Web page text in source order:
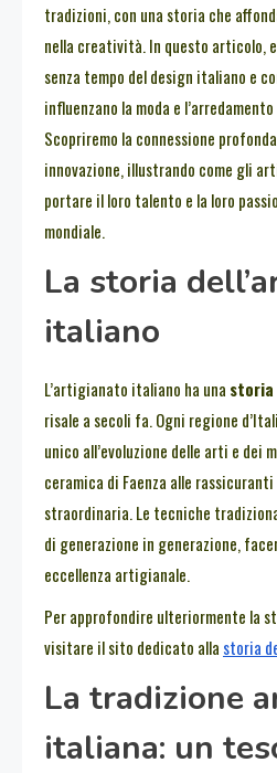
tradizioni, con una storia che
nella creatività. In questo articolo,
senza tempo del design italiano e
influenzano la moda e
Scopriremo la connessione
innovazione, illustrando come gli
portare il loro talento e la loro
mondiale.
La storia
italiano
L’artigianato italiano ha una storia
risale a secoli fa. Ogni regione
unico all’evoluzione delle arti e dei
ceramica di Faenza alle
straordinaria. Le tecniche
di generazione in generazione,
eccellenza artigianale.
Per approfondire ulteriormente la
visitare il sito dedicato alla storia
La tradizione
italiana: un